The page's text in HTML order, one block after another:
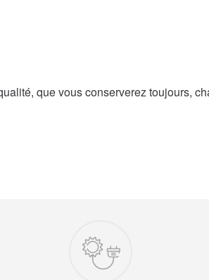
que vous conserverez toujours,